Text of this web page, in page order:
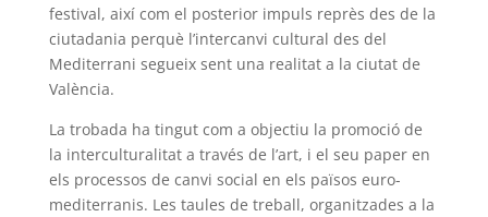
festival, així com el posterior impuls reprès des de la
ciutadania perquè l’intercanvi cultural des del
Mediterrani segueix sent una realitat a la ciutat de
València.
La trobada ha tingut com a objectiu la promoció de
la interculturalitat a través de l’art, i el seu paper en
els processos de canvi social en els països euro-
mediterranis. Les taules de treball, organitzades a la